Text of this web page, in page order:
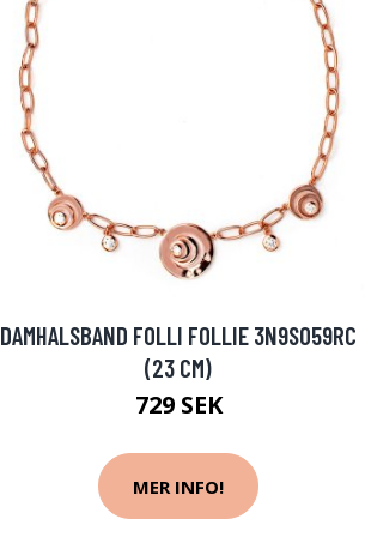
DAMHALSBAND FOLLI FOLLIE 3N9S059RC
(23 CM)
729 SEK
MER INFO!